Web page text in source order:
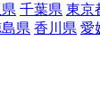
千葉県 東京
県 香川県 愛